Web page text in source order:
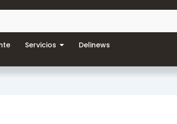
Servicios Delinews